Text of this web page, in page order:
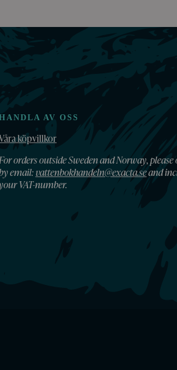
AV OSS
köpvillkor
orders outside Sweden and Norway, please
email:vattenbokhandeln@exacta.seand
VAT-number.